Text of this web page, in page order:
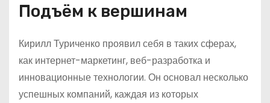
Подъём к вершинам
Кирилл Туриченко проявил себя в таких сферах,
как интернет-маркетинг, веб-разработка и
инновационные технологии. Он основал несколько
успешных компаний, каждая из которых